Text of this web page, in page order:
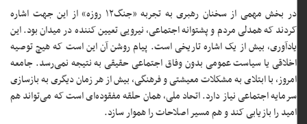
در بخش مهمی از سخنان رهبری به تجربه «جنگ۱۲ روزه» از این جهت اشاره
کردند که همدلی مردم و پشتوانه اجتماعی، نیرویی تعیین کننده در میدان بود. این
یادآوری، بیش از یک اشاره تاریخی است. پیام روشن آن این است که هیچ توصیه
اخلاقی یا سیاست عمومی بدون وفاق اجتماعی حقیقی به نتیجه نمی‌رسد. جامعه
امروز، با ابتلای به مشکلات معیشتی و فرهنگی، بیش از هر زمان دیگری به بازسازی
سرمایه اجتماعی نیاز دارد. اتحاد ملی، همان حلقه مفقوده‌ای است که می‌تواند هم
امید را بازیابی کند و هم مسیر اصلاحات را هموار سازد.